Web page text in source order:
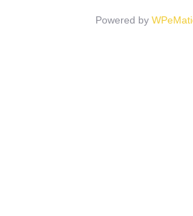
Powered by